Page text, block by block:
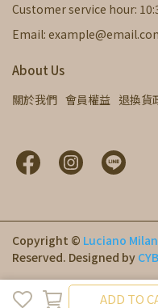
ADD TO
Customer service hour:
Email:
About Us
關於我們 會員權益 退換貨
Copyright © Luciano
Reserved. Designed by